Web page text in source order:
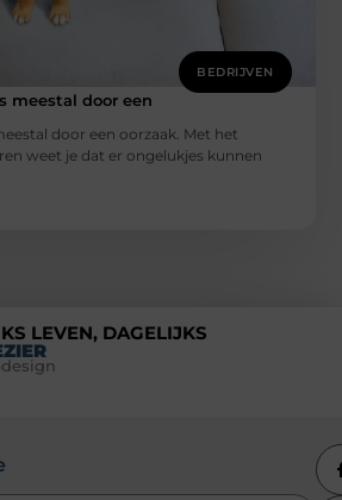
BEDRIJVEN
meestal door een
door een oorzaak. Met het
weet je dat er ongelukjes kunnen
LEVEN, DAGELIJKS